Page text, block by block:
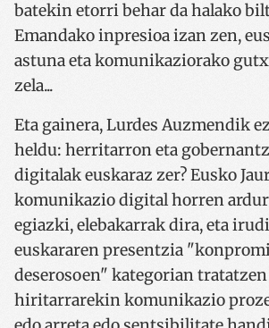
batekin etorri behar da halako
Emandako inpresioa izan zen,
astuna eta komunikaziorako
zela...
Eta gainera, Lurdes Auzmendik
heldu: herritarron eta
digitalak euskaraz zer? Eusko
komunikazio digital horren
egiazki, elebakarrak dira, eta
euskararen presentzia
deserosoen" kategorian
hiritarrarekin komunikazio